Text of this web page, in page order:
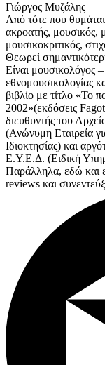
Γιώργος Μυζάλης
Από τότε που
ακροατής, μουσικός,
μουσικοκριτικός,
Θεωρεί
Είναι μουσικολόγος
εθνομουσικολογίας
βιβλίο με τίτλο «Το
2002»(εκδόσεις
διευθυντής του
(Ανώνυμη Εταιρεία
Ιδιοκτησίας) και
Ε.Υ.Ε.Δ. (Ειδική
Παράλληλα, εδώ και
reviews και